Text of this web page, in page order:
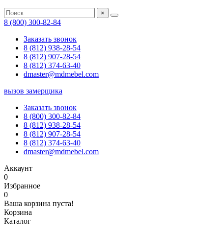
×
8 (800) 300-82-84
Заказать звонок
8 (812) 938-28-54
8 (812) 907-28-54
8 (812) 374-63-40
dmaster@mdmebel.com
вызов замерщика
Заказать звонок
8 (800) 300-82-84
8 (812) 938-28-54
8 (812) 907-28-54
8 (812) 374-63-40
dmaster@mdmebel.com
Аккаунт
0
Избранное
0
Ваша корзина пуста!
Корзина
Каталог